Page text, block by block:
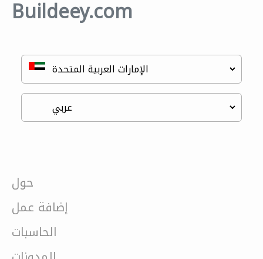
Buildeey.com
حول
إضافة عمل
الحاسبات